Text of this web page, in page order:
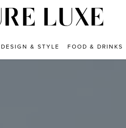
DESIGN & STYLE FOOD & DRINKS